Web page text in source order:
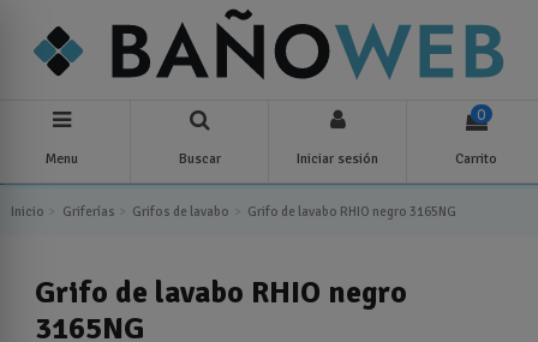
Menu Buscar Iniciar sesión
0
Carrito
Inicio Griferías Grifos de lavabo Grifo de lavabo RHIO negro 3165NG
Grifo de lavabo RHIO negro
3165NG